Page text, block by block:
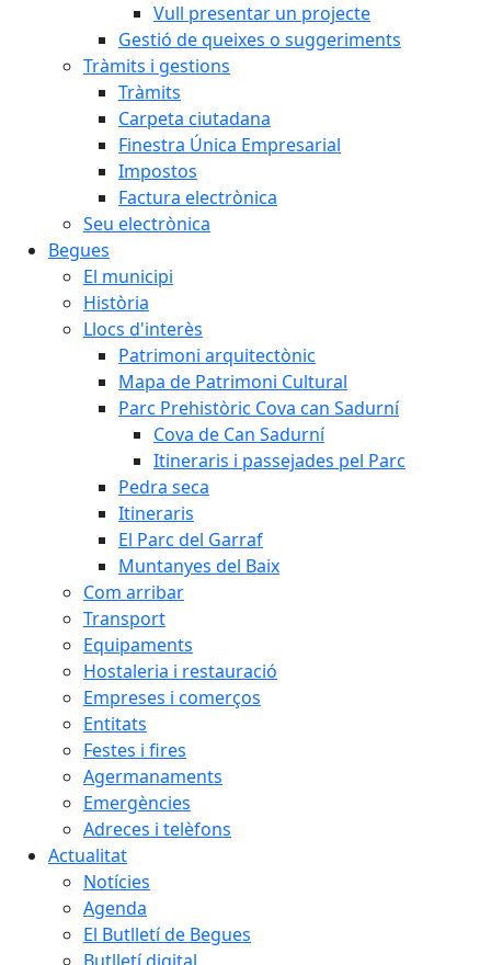
Vull presentar un projecte
Gestió de queixes o suggeriments
Tràmits i gestions
Tràmits
Carpeta ciutadana
Finestra Única Empresarial
Impostos
Factura electrònica
Seu electrònica
Begues
El municipi
Història
Llocs d'interès
Patrimoni arquitectònic
Mapa de Patrimoni Cultural
Parc Prehistòric Cova can Sadurní
Cova de Can Sadurní
Itineraris i passejades pel Parc
Pedra seca
Itineraris
El Parc del Garraf
Muntanyes del Baix
Com arribar
Transport
Equipaments
Hostaleria i restauració
Empreses i comerços
Entitats
Festes i fires
Agermanaments
Emergències
Adreces i telèfons
Actualitat
Notícies
Agenda
El Butlletí de Begues